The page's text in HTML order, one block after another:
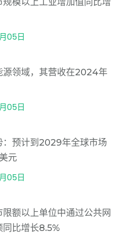
05日
源领域，其营收在2024年
05日
：预计到2029年全球市场
元
05日
额以上单位中通过公共网
比增长8.5%